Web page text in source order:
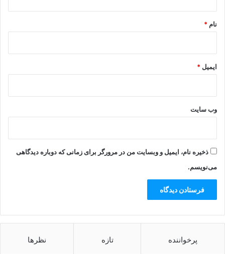
نام *
ایمیل *
وب‌ سایت
ذخیره نام، ایمیل و وبسایت من در مرورگر برای زمانی که دوباره دیدگاهی
می‌نویسم.
پرخواننده تازه نظرها